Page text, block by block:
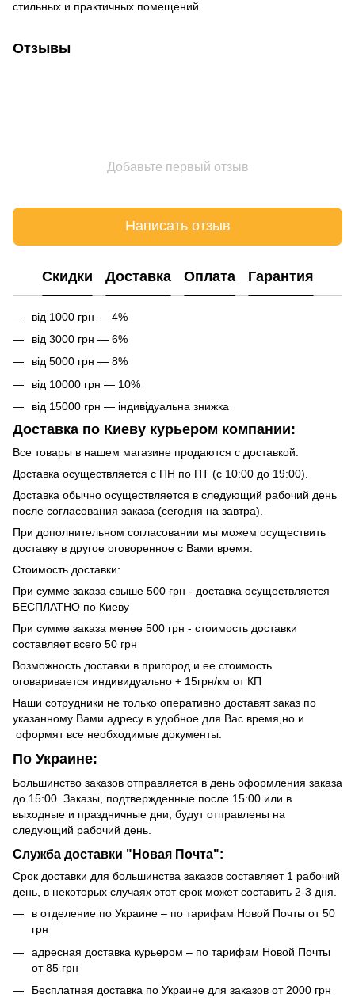
стильных и практичных помещений.
Отзывы
Добавьте первый отзыв
Написать отзыв
Cкидки Доставка Оплата Гарантия
від 1000 грн — 4%
від 3000 грн — 6%
від 5000 грн — 8%
від 10000 грн — 10%
від 15000 грн — індивідуальна знижка
Доставка по Киеву курьером компании:
Все товары в нашем магазине продаются с доставкой.
Доставка осуществляется с ПН по ПТ (с 10:00 до 19:00).
Доставка обычно осуществляется в следующий рабочий день
после согласования заказа (сегодня на завтра).
При дополнительном согласовании мы можем осуществить
доставку в другое оговоренное с Вами время.
Стоимость доставки:
При сумме заказа свыше 500 грн - доставка осуществляется
БЕСПЛАТНО по Киеву
При сумме заказа менее 500 грн - стоимость доставки
составляет всего 50 грн
Возможность доставки в пригород и ее стоимость
оговаривается индивидуально + 15грн/км от КП
Наши сотрудники не только оперативно доставят заказ по
указанному Вами адресу в удобное для Вас время,но и
оформят все необходимые документы.
По Украине:
Большинство заказов отправляется в день оформления заказа
до 15:00. Заказы, подтвержденные после 15:00 или в
выходные и праздничные дни, будут отправлены на
следующий рабочий день.
Служба доставки "Новая Почта":
Срок доставки для большинства заказов составляет 1 рабочий
день, в некоторых случаях этот срок может составить 2-3 дня.
в отделение по Украине – по тарифам Новой Почты от 50
грн
адресная доставка курьером – по тарифам Новой Почты
от 85 грн
Бесплатная доставка по Украине для заказов от 2000 грн